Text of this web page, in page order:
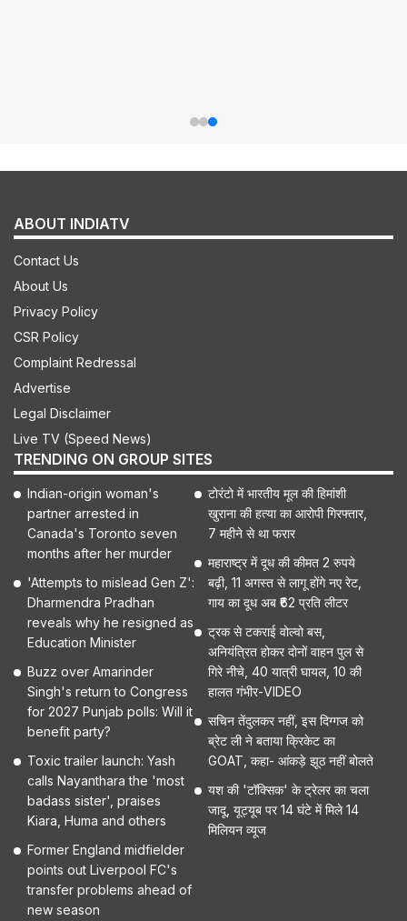
ABOUT INDIATV
Contact Us
About Us
Privacy Policy
CSR Policy
Complaint Redressal
Advertise
Legal Disclaimer
Live TV (Speed News)
TRENDING ON GROUP SITES
Indian-origin woman's
partner arrested in
Canada's Toronto seven
months after her murder
'Attempts to mislead Gen Z':
Dharmendra Pradhan
reveals why he resigned as
Education Minister
Buzz over Amarinder
Singh's return to Congress
for 2027 Punjab polls: Will it
benefit party?
Toxic trailer launch: Yash
calls Nayanthara the 'most
badass sister', praises
Kiara, Huma and others
Former England midfielder
points out Liverpool FC's
transfer problems ahead of
new season
टोरंटो में भारतीय मूल की हिमांशी
खुराना की हत्या का आरोपी गिरफ्तार,
7 महीने से था फरार
महाराष्ट्र में दूध की कीमत 2 रुपये
बढ़ी, 11 अगस्त से लागू होंगे नए रेट,
गाय का दूध अब ₹62 प्रति लीटर
ट्रक से टकराई वोल्वो बस,
अनियंत्रित होकर दोनों वाहन पुल से
गिरे नीचे, 40 यात्री घायल, 10 की
हालत गंभीर-VIDEO
सचिन तेंदुलकर नहीं, इस दिग्गज को
ब्रेट ली ने बताया क्रिकेट का
GOAT, कहा- आंकड़े झूठ नहीं बोलते
यश की 'टॉक्सिक' के ट्रेलर का चला
जादू, यूट्यूब पर 14 घंटे में मिले 14
मिलियन व्यूज